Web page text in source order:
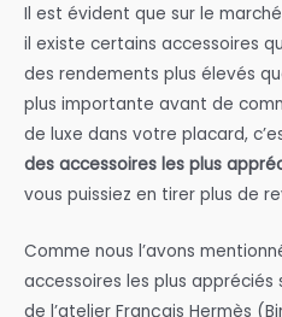
Il est évident que sur le
il existe certains accessoires
des rendements plus élevés
plus importante avant de
de luxe dans votre placard,
des accessoires les plus
vous puissiez en tirer plus de
Comme nous l’avons
accessoires les plus
de l’atelier Français Hermès